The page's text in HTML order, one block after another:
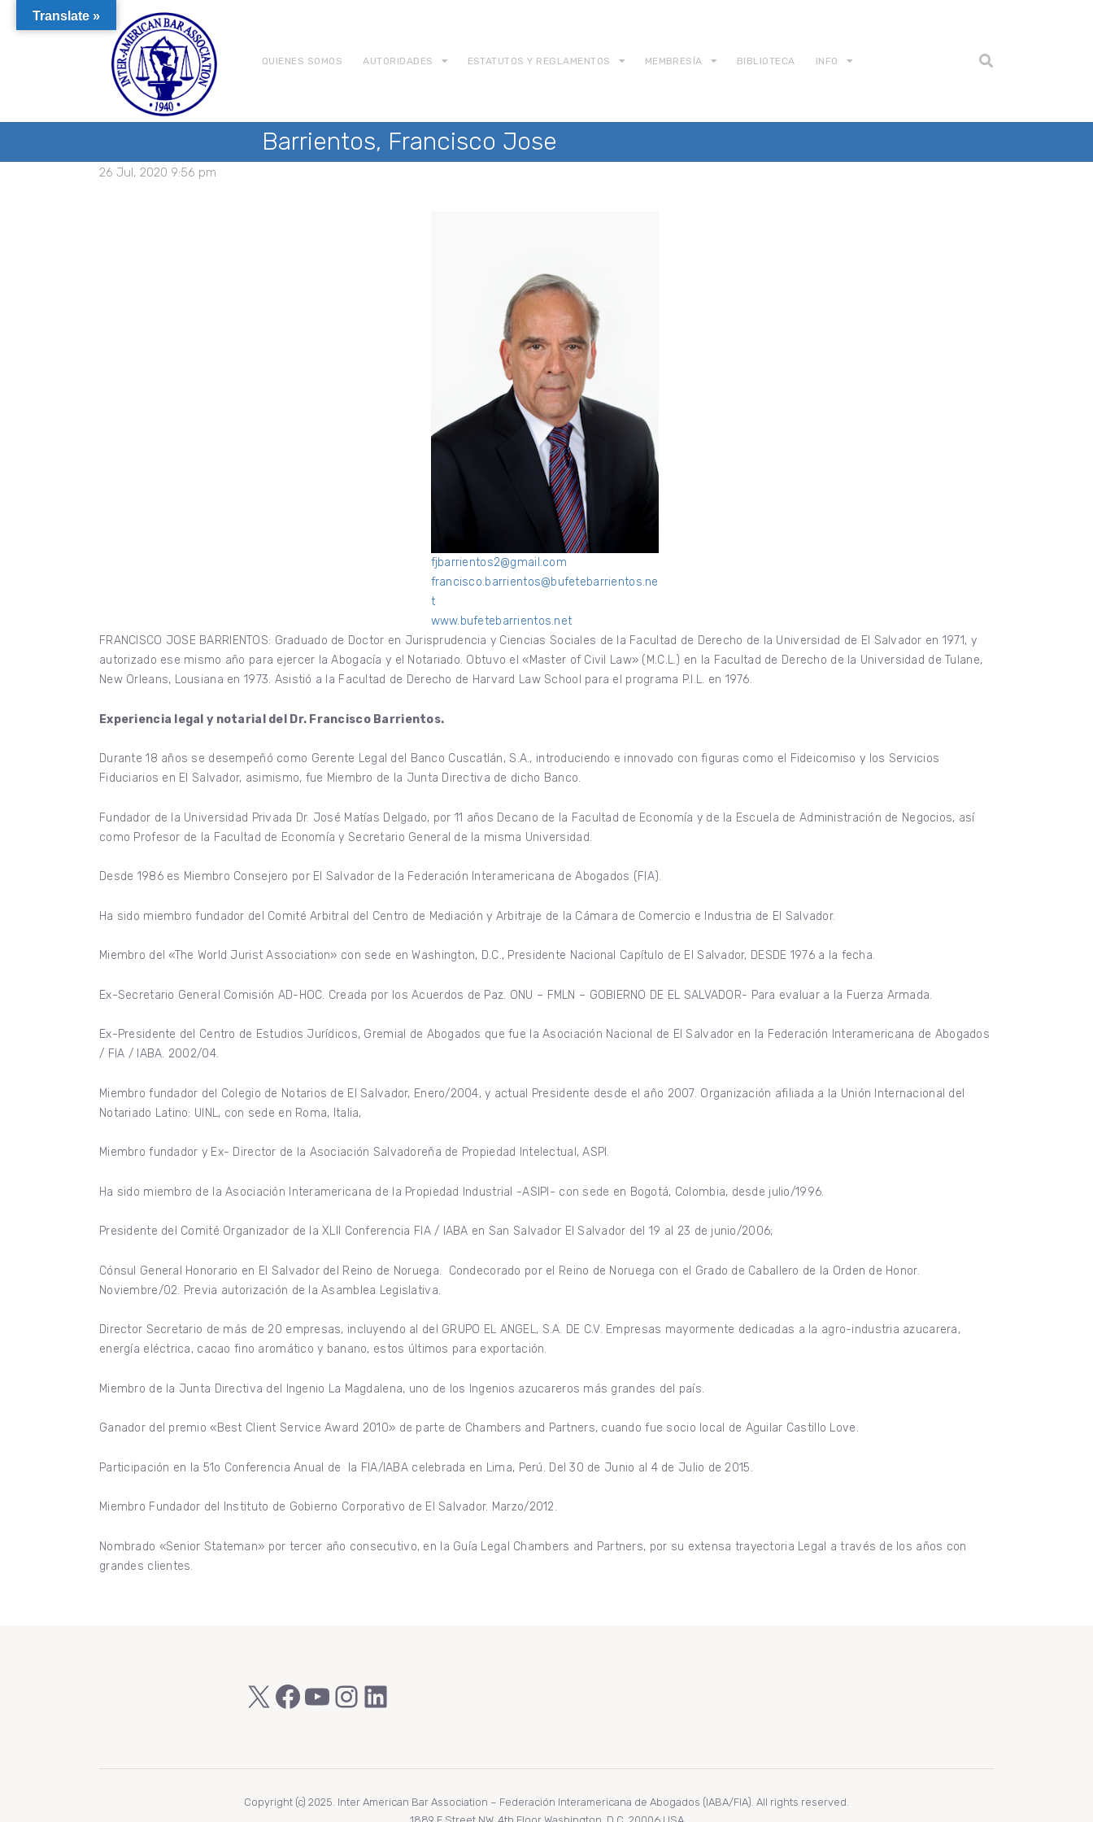
QUIENES SOMOS AUTORIDADES ESTATUTOS Y REGLAMENTOS MEMBRESÍA BIBLIOTECA INFO
Barrientos, Francisco Jose
26 Jul, 2020 9:56 pm
fjbarrientos2@gmail.com
francisco.barrientos@bufetebarrientos.ne
t
www.bufetebarrientos.net
FRANCISCO JOSE BARRIENTOS: Graduado de Doctor en Jurisprudencia y Ciencias Sociales de la Facultad de Derecho de la Universidad de El Salvador en 1971, y
autorizado ese mismo año para ejercer la Abogacía y el Notariado. Obtuvo el «Master of Civil Law» (M.C.L.) en la Facultad de Derecho de la Universidad de Tulane,
New Orleans, Lousiana en 1973. Asistió a la Facultad de Derecho de Harvard Law School para el programa P.I.L. en 1976.
Experiencia legal y notarial del Dr. Francisco Barrientos.
Durante 18 años se desempeñó como Gerente Legal del Banco Cuscatlán, S.A., introduciendo e innovado con figuras como el Fideicomiso y los Servicios
Fiduciarios en El Salvador, asimismo, fue Miembro de la Junta Directiva de dicho Banco.
Fundador de la Universidad Privada Dr. José Matías Delgado, por 11 años Decano de la Facultad de Economía y de la Escuela de Administración de Negocios, así
como Profesor de la Facultad de Economía y Secretario General de la misma Universidad.
Desde 1986 es Miembro Consejero por El Salvador de la Federación Interamericana de Abogados (FIA).
Ha sido miembro fundador del Comité Arbitral del Centro de Mediación y Arbitraje de la Cámara de Comercio e Industria de El Salvador.
Miembro del «The World Jurist Association» con sede en Washington, D.C., Presidente Nacional Capítulo de El Salvador, DESDE 1976 a la fecha.
Ex-Secretario General Comisión AD-HOC. Creada por los Acuerdos de Paz. ONU – FMLN – GOBIERNO DE EL SALVADOR- Para evaluar a la Fuerza Armada.
Ex-Presidente del Centro de Estudios Jurídicos, Gremial de Abogados que fue la Asociación Nacional de El Salvador en la Federación Interamericana de Abogados
/ FIA / IABA. 2002/04.
Miembro fundador del Colegio de Notarios de El Salvador, Enero/2004, y actual Presidente desde el año 2007. Organización afiliada a la Unión Internacional del
Notariado Latino: UINL, con sede en Roma, Italia,
Miembro fundador y Ex- Director de la Asociación Salvadoreña de Propiedad Intelectual, ASPI.
Ha sido miembro de la Asociación Interamericana de la Propiedad Industrial -ASIPI- con sede en Bogotá, Colombia, desde julio/1996.
Presidente del Comité Organizador de la XLII Conferencia FIA / IABA en San Salvador El Salvador del 19 al 23 de junio/2006;
Cónsul General Honorario en El Salvador del Reino de Noruega. Condecorado por el Reino de Noruega con el Grado de Caballero de la Orden de Honor.
Noviembre/02. Previa autorización de la Asamblea Legislativa.
Director Secretario de más de 20 empresas, incluyendo al del GRUPO EL ANGEL, S.A. DE C.V. Empresas mayormente dedicadas a la agro-industria azucarera,
energía eléctrica, cacao fino aromático y banano, estos últimos para exportación.
Miembro de la Junta Directiva del Ingenio La Magdalena, uno de los Ingenios azucareros más grandes del país.
Ganador del premio «Best Client Service Award 2010» de parte de Chambers and Partners, cuando fue socio local de Aguilar Castillo Love.
Participación en la 51o Conferencia Anual de la FIA/IABA celebrada en Lima, Perú. Del 30 de Junio al 4 de Julio de 2015.
Miembro Fundador del Instituto de Gobierno Corporativo de El Salvador. Marzo/2012.
Nombrado «Senior Stateman» por tercer año consecutivo, en la Guía Legal Chambers and Partners, por su extensa trayectoria Legal a través de los años con
grandes clientes.
X Facebook
YouTube
Instagram
LinkedIn
Copyright (c) 2025. Inter American Bar Association – Federación Interamericana de Abogados (IABA/FIA). All rights reserved.
1889 F Street NW, 4th Floor Washington, D.C. 20006 USA
Translate »